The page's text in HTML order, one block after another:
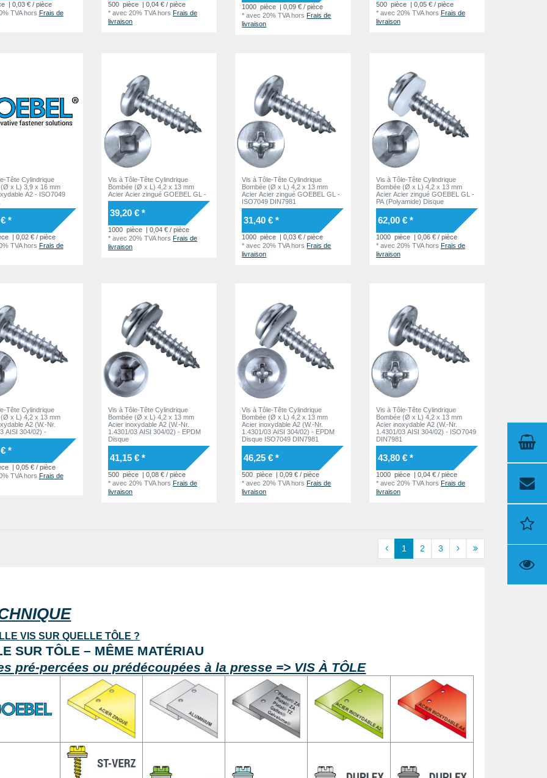
| 0,03 € / pièce
TVAhors Frais de
500 pièce | 0,04 € / pièce
*avec 20% TVAhorsFrais de
livraison
1000 pièce | 0,09 € / pièce
*avec 20% TVAhorsFrais de
livraison
500 pièce | 0,05 € / pièce
* avec 20% TVAhors Frais de
livraison
Tête Cylindrique
(Ø x L) 3,9 x 16 mm
A2 - ISO7049
*
| 0,02 € / pièce
TVAhors Frais de
Vis à Tôle-Tête Cylindrique
Bombée (Ø x L) 4,2 x 13 mm
Acier Acier zingué GOEBEL GL -
39,20 € *
1000 pièce | 0,04 € / pièce
*avec 20% TVAhorsFrais de
livraison
Vis à Tôle-Tête Cylindrique
Bombée (Ø x L) 4,2 x 13 mm
Acier Acier zingué GOEBEL GL -
ISO7049 DIN7981
31,40 € *
1000 pièce | 0,03 € / pièce
*avec 20% TVAhorsFrais de
livraison
Vis à Tôle-Tête Cylindrique
Bombée (Ø x L) 4,2 x 13 mm
Acier Acier zingué GOEBEL GL -
PA (Polyamide) Disque
62,00 € *
1000 pièce | 0,06 € / pièce
* avec 20% TVAhors Frais de
livraison
Tête Cylindrique
(Ø x L) 4,2 x 13 mm
A2 (W.-Nr.
AISI 304/02) -
*
| 0,05 € / pièce
TVAhors Frais de
Vis à Tôle-Tête Cylindrique
Bombée (Ø x L) 4,2 x 13 mm
Acier inoxydable A2 (W.-Nr.
1.4301/03 AISI 304/02) - EPDM
Disque
41,15 € *
500 pièce | 0,08 € / pièce
*avec 20% TVAhorsFrais de
livraison
Vis à Tôle-Tête Cylindrique
Bombée (Ø x L) 4,2 x 13 mm
Acier inoxydable A2 (W.-Nr.
1.4301/03 AISI 304/02) - EPDM
Disque ISO7049 DIN7981
46,25 € *
500 pièce | 0,09 € / pièce
*avec 20% TVAhorsFrais de
livraison
Vis à Tôle-Tête Cylindrique
Bombée (Ø x L) 4,2 x 13 mm
Acier inoxydable A2 (W.-Nr.
1.4301/03 AISI 304/02) - ISO7049
DIN7981
43,80 € *
1000 pièce | 0,04 € / pièce
* avec 20% TVAhors Frais de
livraison
1 2 3
VIS SUR QUELLE TÔLE ?
SUR TÔLE – MÊME MATÉRIAU
pré-percées ou prédécoupées à la presse => VIS À TÔLE